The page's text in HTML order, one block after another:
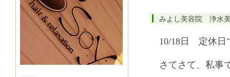
みよし美容院 浄水
10/18日 定休日
さてさて、私事